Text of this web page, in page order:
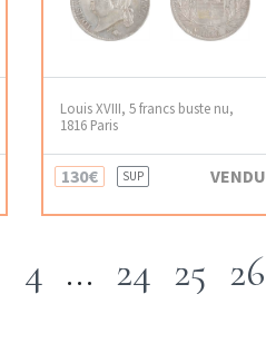
Louis XVIII, 5 francs buste nu,
1816 Paris
130€ SUP VENDU
4 … 24 25 26